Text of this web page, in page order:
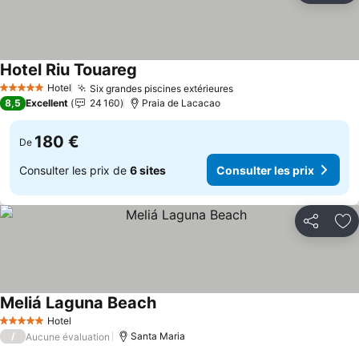
5 Étoiles Hotel Six grandes piscines extérieuresConsulter les prix
Hotel Riu Touareg
8,5 Excellent 24 160 Praia de Lacacao
De 180 €
Consulter les prix de 6 sites Consulter les prix
Partager
5 Étoiles Hotel
Meliá Laguna BeachConsulter les prix
/ Aucune évaluation Santa Maria